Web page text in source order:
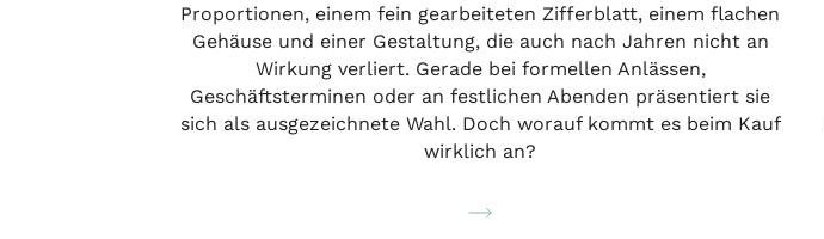
Proportionen, einem fein gearbeiteten Zifferblatt, einem flachen
Gehäuse und einer Gestaltung, die auch nach Jahren nicht an
Wirkung verliert. Gerade bei formellen Anlässen,
Geschäftsterminen oder an festlichen Abenden präsentiert sie
sich als ausgezeichnete Wahl. Doch worauf kommt es beim Kauf
wirklich an?